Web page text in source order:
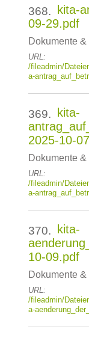
368.
kita-
09-29.pdf
Dokumente
URL:
/fileadmin/
a-
369.
kita-
2025-10-
Dokumente
URL:
/fileadmin/
a-
370.
kita-
10-09.pdf
Dokumente
URL:
/fileadmin/
a-